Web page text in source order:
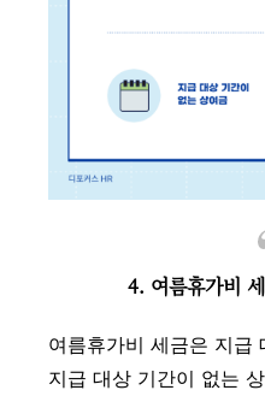
4. 여름휴가비
여름휴가비 세금은 지급
지급 대상 기간이 없는